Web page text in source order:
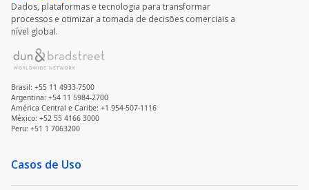
Dados, plataformas e tecnologia para transformar
processos e otimizar a tomada de decisões comerciais a
nível global.
Brasil: +55 11 4933-7500
Argentina: +54 11 5984-2700
América Central e Caribe: +1 954-507-1116
México: +52 55 4166 3000
Peru: +51 1 7063200
Casos de Uso